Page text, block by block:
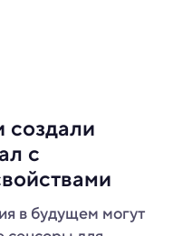
создали
с
в будущем могут